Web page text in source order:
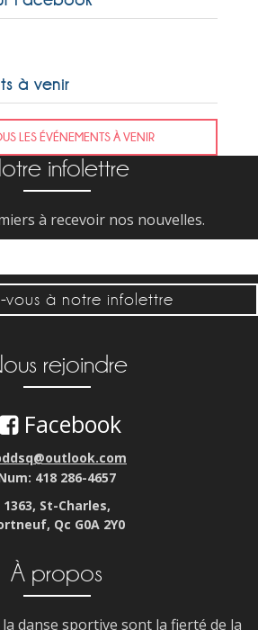
à venir
LES ÉVÉNEMENTS À VENIR
infolettre
à recevoir nos nouvelles.
vous à notre infolettre
rejoindre
Facebook
418 286-4657
1363, St-Charles,
Qc G0A 2Y0
À propos
danse sportive sont la fierté de la